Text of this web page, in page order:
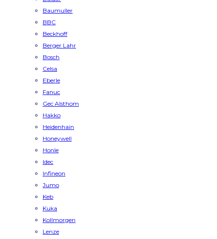
Baumuller
BBC
Beckhoff
Berger Lahr
Bosch
Celsa
Eberle
Fanuc
Gec Alsthom
Hakko
Heidenhain
Honeywell
Honle
Idec
Infineon
Jumo
Keb
Kuka
Kollmorgen
Lenze